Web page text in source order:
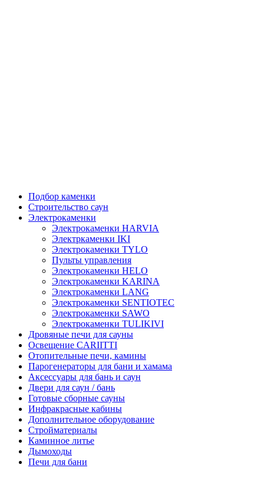
Подбор каменки
Строительство саун
Электрокаменки
Электрокаменки HARVIA
Электркаменки IKI
Электрокаменки TYLO
Пульты управления
Электрокаменки HELO
Электрокаменки KARINA
Электрокаменки LANG
Электрокаменки SENTIOTEC
Электрокаменки SAWO
Электрокаменки TULIKIVI
Дровяные печи для сауны
Освещение CARIITTI
Отопительные печи, камины
Парогенераторы для бани и хамама
Аксессуары для бань и саун
Двери для саун / бань
Готовые сборные сауны
Инфракрасные кабины
Дополнительное оборудование
Стройматериалы
Каминное литье
Дымоходы
Печи для бани